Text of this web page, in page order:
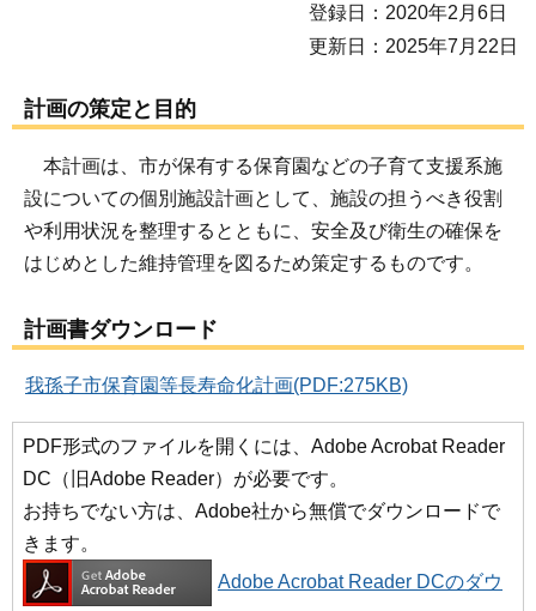
登録日：2020年2月6日
更新日：2025年7月22日
計画の策定と目的
本計画は、市が保有する保育園などの子育て支援系施
設についての個別施設計画として、施設の担うべき役割
や利用状況を整理するとともに、安全及び衛生の確保を
はじめとした維持管理を図るため策定するものです。
計画書ダウンロード
我孫子市保育園等長寿命化計画(PDF:275KB)
PDF形式のファイルを開くには、Adobe Acrobat Reader
DC（旧Adobe Reader）が必要です。
お持ちでない方は、Adobe社から無償でダウンロードで
きます。
Adobe Acrobat Reader DCのダウ